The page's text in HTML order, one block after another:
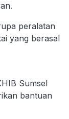
peralatan
yang berasal
Sumsel
bantuan